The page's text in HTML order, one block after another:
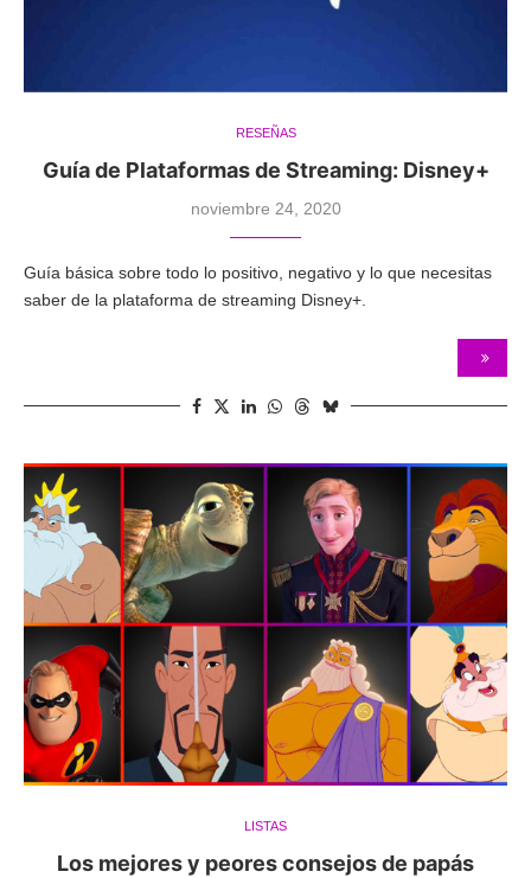
RESEÑAS
Guía de Plataformas de Streaming: Disney+
noviembre 24, 2020
Guía básica sobre todo lo positivo, negativo y lo que necesitas
saber de la plataforma de streaming Disney+.
LISTAS
Los mejores y peores consejos de papás